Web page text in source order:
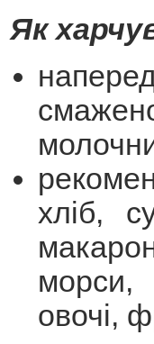
Як
хліб,
морси,
овочі,